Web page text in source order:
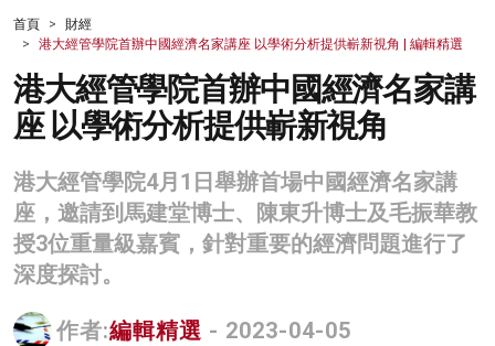
財經
生活
健康
商業
科技
影片
名家榜
灼見活動
首頁
財經
港大經管學院首辦中國經濟名家講座 以學術分析提供嶄新視角 | 編輯精選
港大經管學院首辦中國經濟名家講
座 以學術分析提供嶄新視角
港大經管學院4月1日舉辦首場中國經濟名家講
座，邀請到馬建堂博士、陳東升博士及毛振華教
授3位重量級嘉賓，針對重要的經濟問題進行了
深度探討。
作者:編輯精選 - 2023-04-05